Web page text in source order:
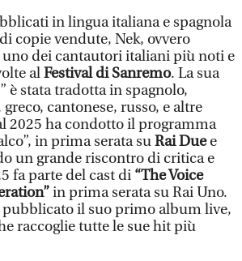
in lingua italiana e spagnola
copie vendute, Nek, ovvero
uno dei cantautori italiani più noti e
alFestival di Sanremo. La sua
è stata tradotta in spagnolo,
cantonese, russo, e altre
2025 ha condotto il programma
in prima serata suRai Duee
un grande riscontro di critica e
fa parte del cast di “The Voice
in prima serata su Rai Uno.
pubblicato il suo primo album live,
raccoglie tutte le sue hit più